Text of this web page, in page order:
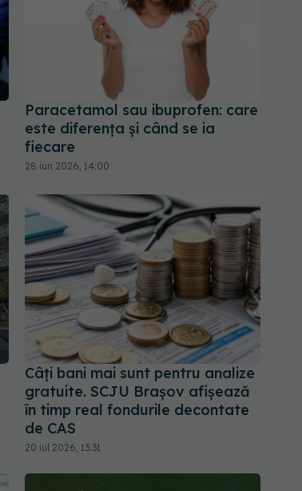
Paracetamol sau ibuprofen: care
este diferența și când se ia
fiecare
28 iun 2026, 14:00
Câți bani mai sunt pentru analize
gratuite. SCJU Brașov afișează
în timp real fondurile decontate
de CAS
20 iul 2026, 13:31